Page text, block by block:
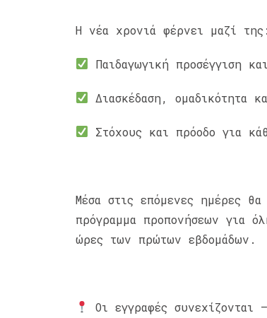
Η νέα χρονιά φέρνει μαζί της:
Παιδαγωγική προσέγγιση
Διασκέδαση, ομαδικότητα
Στόχους και πρόοδο για
Μέσα στις επόμενες ημέρες
πρόγραμμα προπονήσεων για
ώρες των πρώτων εβδομάδων.
Οι εγγραφές